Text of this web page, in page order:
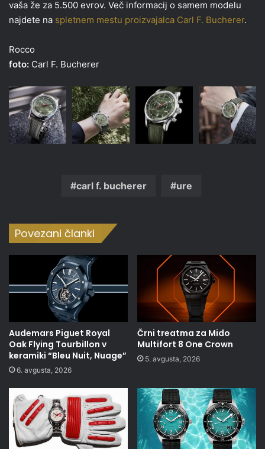
vaša že za 5.500 evrov. Več informacij o samem modelu
najdete na spletnem mestu proizvajalca Carl F. Bucherer.
Rocco
foto: Carl F. Bucherer
carl f. bucherer ure
Povezani članki
Audemars Piguet Royal
Oak Flying Tourbillon v
keramiki “Bleu Nuit, Nuage”
6. avgusta, 2026
Črni treatma za Mido
Multifort 8 One Crown
5. avgusta, 2026